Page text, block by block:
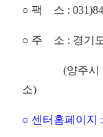
○ 팩 스 :
○ 주 소 : 경기
(양주시 삼숭
소)
○ 센터홈페이지 :